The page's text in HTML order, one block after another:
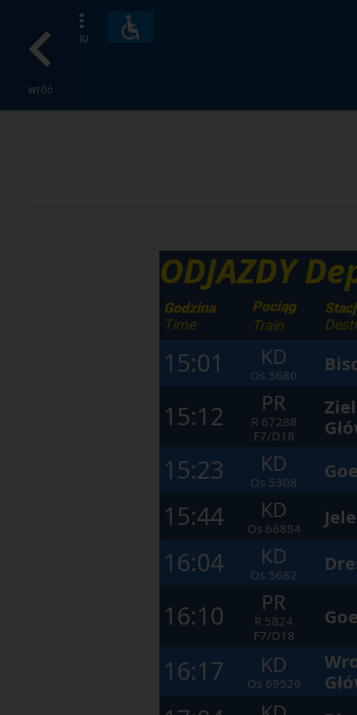
wróć
MENU
Dostępność
i
ODJAZDY
Godzina
Time
Pociąg
Train
15:01 KD
Os 5680
15:12
PR
R 67288
F7/D18
15:23
KD
Os 5308
15:44
KD
Os 66884
16:04
KD
Os 5682
16:10
PR
R 5824
F7/D18
16:17
KD
Os 69526